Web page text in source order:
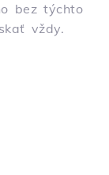
bez týchto
vždy.